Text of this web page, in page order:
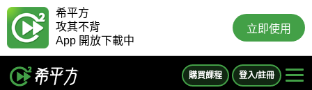
希平方
攻其不背
App 開放下載中
立即使用
購買課程 登入/註冊